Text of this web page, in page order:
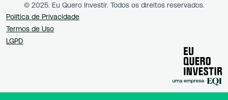
© 2025. Eu Quero Investir. Todos os direitos reservados.
Política de Privacidade
Termos de Uso
LGPD